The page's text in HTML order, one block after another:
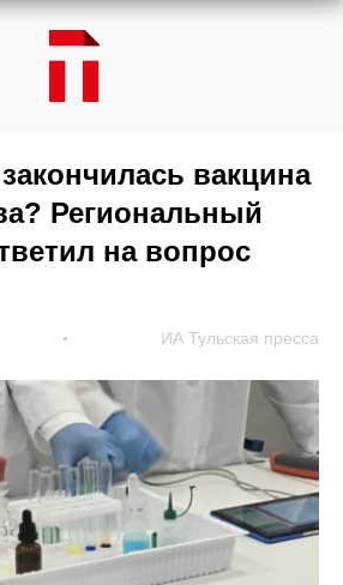
вакцина
Региональный
на вопрос
ИА Тульская пресса